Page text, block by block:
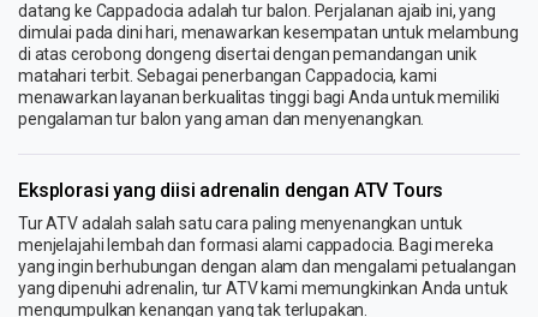
datang ke Cappadocia adalah tur balon. Perjalanan ajaib ini, yang
dimulai pada dini hari, menawarkan kesempatan untuk melambung
di atas cerobong dongeng disertai dengan pemandangan unik
matahari terbit. Sebagai penerbangan Cappadocia, kami
menawarkan layanan berkualitas tinggi bagi Anda untuk memiliki
pengalaman tur balon yang aman dan menyenangkan.
Eksplorasi yang diisi adrenalin dengan ATV Tours
Tur ATV adalah salah satu cara paling menyenangkan untuk
menjelajahi lembah dan formasi alami cappadocia. Bagi mereka
yang ingin berhubungan dengan alam dan mengalami petualangan
yang dipenuhi adrenalin, tur ATV kami memungkinkan Anda untuk
mengumpulkan kenangan yang tak terlupakan.